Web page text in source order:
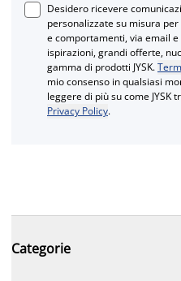
Desidero ricevere
personalizzate su misura
e comportamenti, via email
ispirazioni, grandi offerte,
gamma di prodotti JYSK.
mio consenso in qualsiasi
leggere di più su come
Privacy Policy.
Categorie